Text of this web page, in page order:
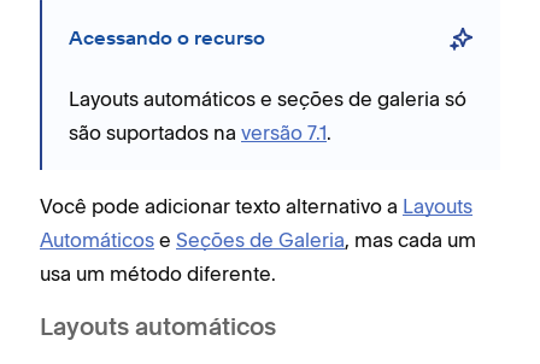
Acessando o recurso
Layouts automáticos e seções de galeria só
são suportados na versão 7.1.
Você pode adicionar texto alternativo a Layouts
Automáticos e Seções de Galeria, mas cada um
usa um método diferente.
Layouts automáticos